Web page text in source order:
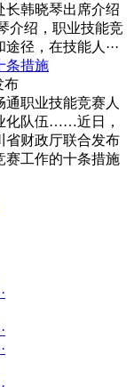
长韩晓琴出席介绍
介绍，职业技能竞
径，在技能人···
条措施
布
通职业技能竞赛人
化队伍……近日，
省财政厅联合发布
赛工作的十条措施